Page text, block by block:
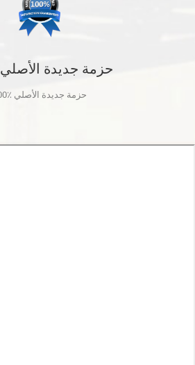
100٪ حزمة جديدة الأصلي
100٪ حزمة جديدة الأصلي